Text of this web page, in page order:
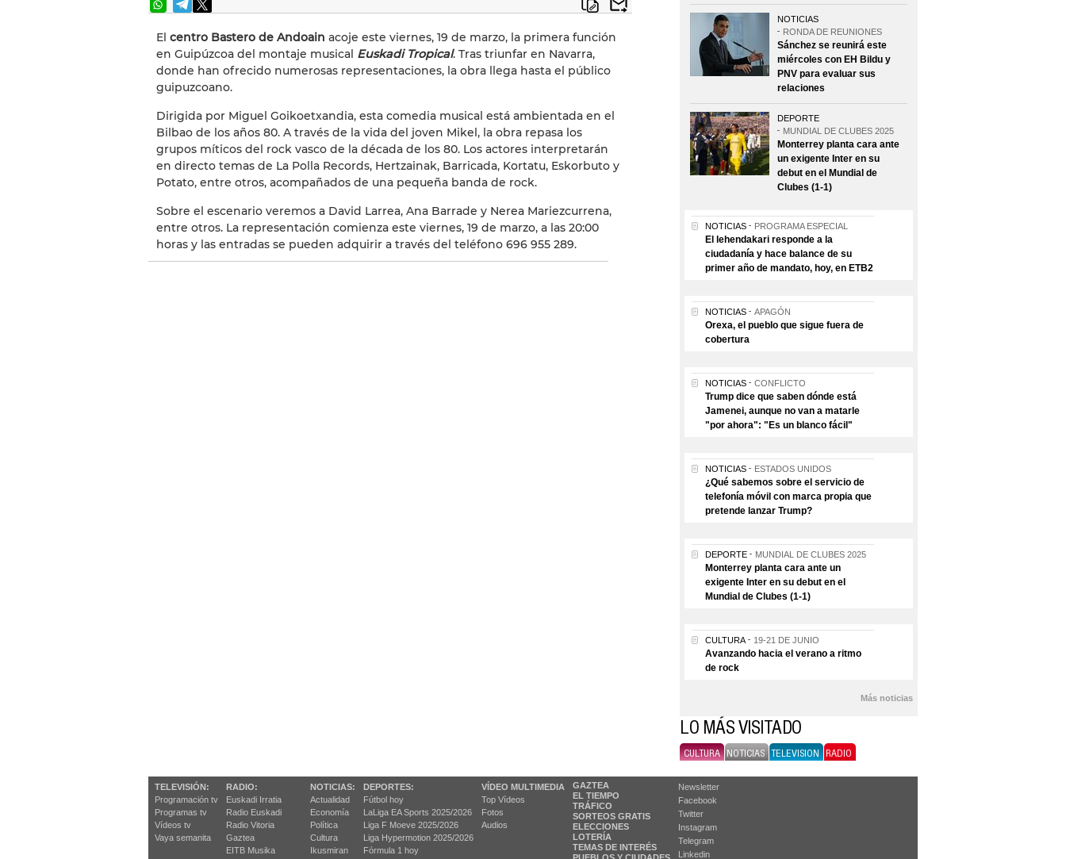
El centro Bastero de Andoain acoje este viernes, 19 de marzo, la primera función
en Guipúzcoa del montaje musical Euskadi Tropical. Tras triunfar en Navarra,
donde han ofrecido numerosas representaciones, la obra llega hasta el público
guipuzcoano.
Dirigida por Miguel Goikoetxandia, esta comedia musical está ambientada en el
Bilbao de los años 80. A través de la vida del joven Mikel, la obra repasa los
grupos míticos del rock vasco de la década de los 80. Los actores interpretarán
en directo temas de La Polla Records, Hertzainak, Barricada, Kortatu, Eskorbuto y
Potato, entre otros, acompañados de una pequeña banda de rock.
Sobre el escenario veremos a David Larrea, Ana Barrade y Nerea Mariezcurrena,
entre otros. La representación comienza este viernes, 19 de marzo, a las 20:00
horas y las entradas se pueden adquirir a través del teléfono 696 955 289.
NOTICIAS
RONDA DE REUNIONES
Sánchez se reunirá este
miércoles con EH Bildu y
PNV para evaluar sus
relaciones
DEPORTE
MUNDIAL DE CLUBES 2025
Monterrey planta cara ante
un exigente Inter en su
debut en el Mundial de
Clubes (1-1)
NOTICIAS PROGRAMA ESPECIAL
El lehendakari responde a la
ciudadanía y hace balance de su
primer año de mandato, hoy, en ETB2
NOTICIAS APAGÓN
Orexa, el pueblo que sigue fuera de
cobertura
NOTICIAS CONFLICTO
Trump dice que saben dónde está
Jamenei, aunque no van a matarle
"por ahora": "Es un blanco fácil"
NOTICIAS ESTADOS UNIDOS
¿Qué sabemos sobre el servicio de
telefonía móvil con marca propia que
pretende lanzar Trump?
DEPORTE MUNDIAL DE CLUBES 2025
Monterrey planta cara ante un
exigente Inter en su debut en el
Mundial de Clubes (1-1)
CULTURA 19-21 DE JUNIO
Avanzando hacia el verano a ritmo
de rock
Más noticias
LO MÁS VISITADO
CULTURA NOTICIAS TELEVISION RADIO
TELEVISIÓN:
Programación tv
Programas tv
Vídeos tv
Vaya semanita
RADIO:
Euskadi Irratia
Radio Euskadi
Radio Vitoria
Gaztea
EITB Musika
NOTICIAS:
Actualidad
Economía
Política
Cultura
Ikusmiran
DEPORTES:
Fútbol hoy
LaLiga EA Sports 2025/2026
Liga F Moeve 2025/2026
Liga Hypermotion 2025/2026
Fórmula 1 hoy
VÍDEO MULTIMEDIA
Top Vídeos
Fotos
Audios
GAZTEA
EL TIEMPO
TRÁFICO
SORTEOS GRATIS
ELECCIONES
LOTERÍA
TEMAS DE INTERÉS
Newsletter
Facebook
Twitter
Instagram
Telegram
Linkedin